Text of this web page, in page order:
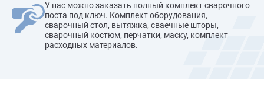
У нас можно заказать полный комплект сварочного
поста под ключ. Комплект оборудования,
сварочный стол, вытяжка, сваечные шторы,
сварочный костюм, перчатки, маску, комплект
расходных материалов.